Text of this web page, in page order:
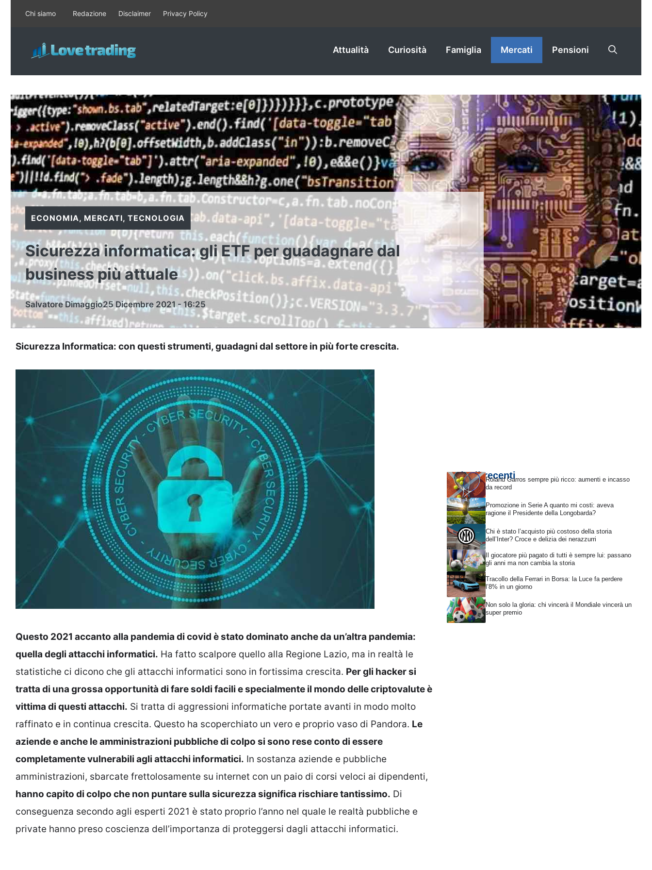
contenuto
Chi siamo Redazione Disclaimer Privacy Policy
Attualità Curiosità Famiglia Mercati Pensioni
ECONOMIA, MERCATI,TECNOLOGIA
Sicurezza informatica: gli ETF per guadagnare dal
business più attuale
Salvatore Dimaggio25 Dicembre 2021 - 16:25
Sicurezza Informatica: con questi strumenti, guadagni dal settore in più forte crescita.
Questo 2021 accanto alla pandemia di covid è stato dominato anche da un’altra pandemia:
quella degli attacchi informatici. Ha fatto scalpore quello alla Regione Lazio, ma in realtà le
statistiche ci dicono che gli attacchi informatici sono in fortissima crescita. Per gli hacker si
tratta di una grossa opportunità di fare soldi facili e specialmente il mondo delle criptovalute è
vittima di questi attacchi. Si tratta di aggressioni informatiche portate avanti in modo molto
raffinato e in continua crescita. Questo ha scoperchiato un vero e proprio vaso di Pandora. Le
aziende e anche le amministrazioni pubbliche di colpo si sono rese conto di essere
completamente vulnerabili agli attacchi informatici. In sostanza aziende e pubbliche
amministrazioni, sbarcate frettolosamente su internet con un paio di corsi veloci ai dipendenti,
hanno capito di colpo che non puntare sulla sicurezza significa rischiare tantissimo. Di
conseguenza secondo agli esperti 2021 è stato proprio l’anno nel quale le realtà pubbliche e
private hanno preso coscienza dell’importanza di proteggersi dagli attacchi informatici.
Articoli recentiRoland Garros sempre più ricco: aumenti e incasso
da record
Promozione in Serie A quanto mi costi: aveva
ragione il Presidente della Longobarda?
Chi è stato l’acquisto più costoso della storia
dell’Inter? Croce e delizia dei nerazzurri
Il giocatore più pagato di tutti è sempre lui: passano
gli anni ma non cambia la storia
Tracollo della Ferrari in Borsa: la Luce fa perdere
l’8% in un giorno
Non solo la gloria: chi vincerà il Mondiale vincerà un
super premio